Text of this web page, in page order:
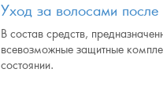
Уход за волосами после
В состав средств,
всевозможные защитные
состоянии.